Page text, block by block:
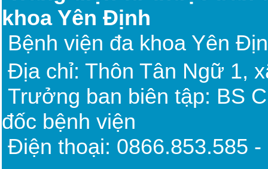
khoa Yên Định
Bệnh viện đa khoa Yên
Địa chỉ: Thôn Tân Ngữ 1,
Trưởng ban biên tập: BS
đốc bệnh viện
Điện thoại: